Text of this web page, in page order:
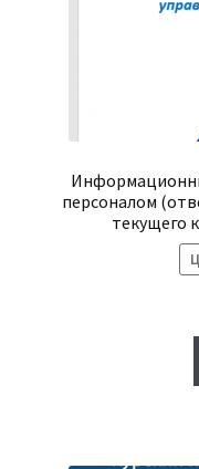
персоналом
текущего